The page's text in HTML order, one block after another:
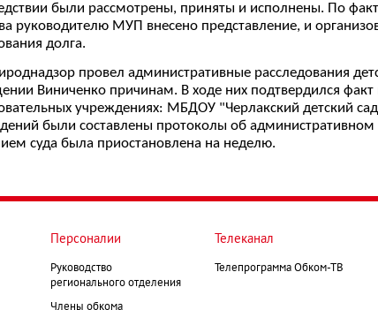
были рассмотрены, приняты и исполнены. По
руководителю МУП внесено представление, и
долга.
провел административные расследования
Виниченко причинам. В ходе них подтвердился
учреждениях: МБДОУ "Черлакский детский
были составлены протоколы об административном
суда была приостановлена на неделю.
Персоналии
Руководство
регионального отделения
Члены обкома
Телеканал
Телепрограмма Обком-ТВ